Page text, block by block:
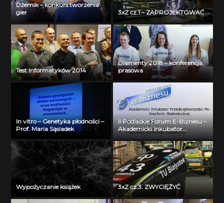
Dżemik – konkurs tworzenia
gier
3xZ cz.1 – ZAPROJEKTOWAĆ
Test Informatyków 2014
Diamenty 2018 – konferencja
prasowa
In vitro – Genetyka płodności –
Prof. Maria Sąsiadek
II Podlaskie Forum E-Biznesu –
Akademicki Inkubator
Przedsiębiorczości Politechniki
Białostockiej – Jerzy Muszyński
Wypożyczanie książek 3xZ cz.3. ZWYCIĘŻYĆ